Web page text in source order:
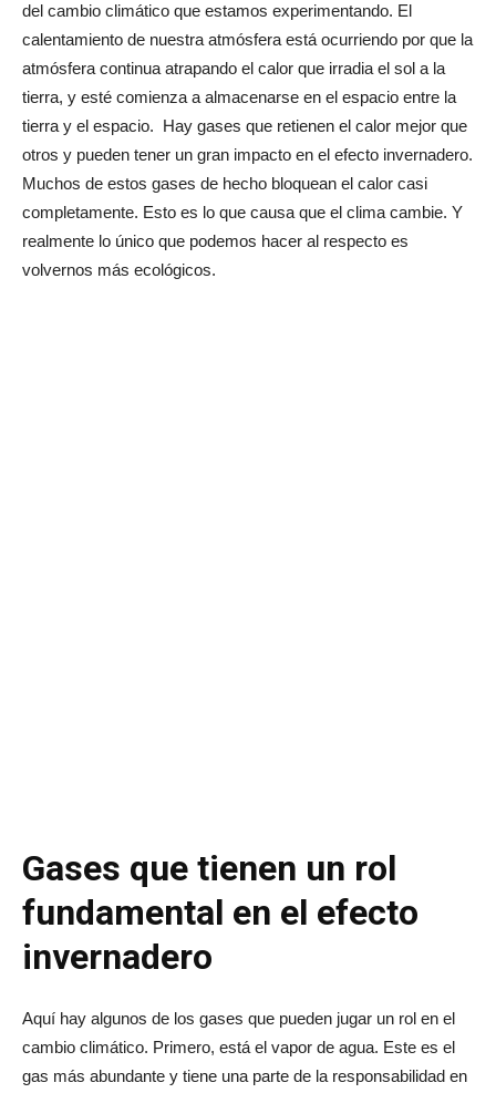
del cambio climático que estamos experimentando. El
calentamiento de nuestra atmósfera está ocurriendo por que la
atmósfera continua atrapando el calor que irradia el sol a la
tierra, y esté comienza a almacenarse en el espacio entre la
tierra y el espacio. Hay gases que retienen el calor mejor que
otros y pueden tener un gran impacto en el efecto invernadero.
Muchos de estos gases de hecho bloquean el calor casi
completamente. Esto es lo que causa que el clima cambie. Y
realmente lo único que podemos hacer al respecto es
volvernos más ecológicos.
Gases que tienen un rol
fundamental en el efecto
invernadero
Aquí hay algunos de los gases que pueden jugar un rol en el
cambio climático. Primero, está el vapor de agua. Este es el
gas más abundante y tiene una parte de la responsabilidad en